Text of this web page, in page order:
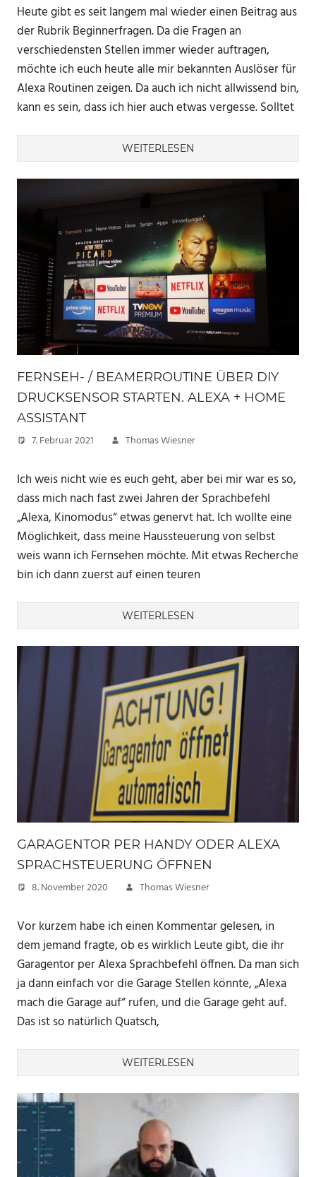
Heute gibt es seit langem mal wieder einen Beitrag aus
der Rubrik Beginnerfragen. Da die Fragen an
verschiedensten Stellen immer wieder auftragen,
möchte ich euch heute alle mir bekannten Auslöser für
Alexa Routinen zeigen. Da auch ich nicht allwissend bin,
kann es sein, dass ich hier auch etwas vergesse. Solltet
WEITERLESEN
FERNSEH- / BEAMERROUTINE ÜBER DIY
DRUCKSENSOR STARTEN. ALEXA + HOME
ASSISTANT
7. Februar 2021 Thomas Wiesner
Ich weis nicht wie es euch geht, aber bei mir war es so,
dass mich nach fast zwei Jahren der Sprachbefehl
„Alexa, Kinomodus“ etwas genervt hat. Ich wollte eine
Möglichkeit, dass meine Haussteuerung von selbst
weis wann ich Fernsehen möchte. Mit etwas Recherche
bin ich dann zuerst auf einen teuren
WEITERLESEN
GARAGENTOR PER HANDY ODER ALEXA
SPRACHSTEUERUNG ÖFFNEN
8. November 2020 Thomas Wiesner
Vor kurzem habe ich einen Kommentar gelesen, in
dem jemand fragte, ob es wirklich Leute gibt, die ihr
Garagentor per Alexa Sprachbefehl öffnen. Da man sich
ja dann einfach vor die Garage Stellen könnte, „Alexa
mach die Garage auf“ rufen, und die Garage geht auf.
Das ist so natürlich Quatsch,
WEITERLESEN